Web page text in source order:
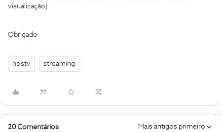
visualização)
Obrigado
nostv streaming
20 Comentários Mais antigos primeiro